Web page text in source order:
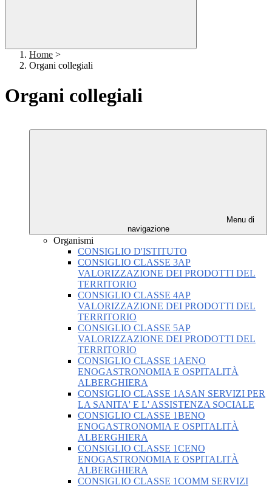
Home >
Organi collegiali
Organi collegiali
Menu di
navigazione
Organismi
CONSIGLIO D'ISTITUTO
CONSIGLIO CLASSE 3AP
VALORIZZAZIONE DEI PRODOTTI DEL
TERRITORIO
CONSIGLIO CLASSE 4AP
VALORIZZAZIONE DEI PRODOTTI DEL
TERRITORIO
CONSIGLIO CLASSE 5AP
VALORIZZAZIONE DEI PRODOTTI DEL
TERRITORIO
CONSIGLIO CLASSE 1AENO
ENOGASTRONOMIA E OSPITALITÀ
ALBERGHIERA
CONSIGLIO CLASSE 1ASAN SERVIZI PER
LA SANITA' E L' ASSISTENZA SOCIALE
CONSIGLIO CLASSE 1BENO
ENOGASTRONOMIA E OSPITALITÀ
ALBERGHIERA
CONSIGLIO CLASSE 1CENO
ENOGASTRONOMIA E OSPITALITÀ
ALBERGHIERA
CONSIGLIO CLASSE 1COMM SERVIZI